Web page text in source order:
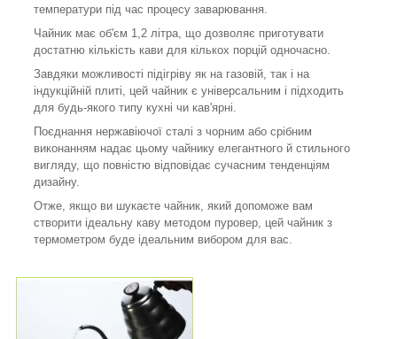
температури під час процесу заварювання.
Чайник має об'єм 1,2 літра, що дозволяє приготувати
достатню кількість кави для кількох порцій одночасно.
Завдяки можливості підігріву як на газовій, так і на
індукційній плиті, цей чайник є універсальним і підходить
для будь-якого типу кухні чи кав'ярні.
Поєднання нержавіючої сталі з чорним або срібним
виконанням надає цьому чайнику елегантного й стильного
вигляду, що повністю відповідає сучасним тенденціям
дизайну.
Отже, якщо ви шукаєте чайник, який допоможе вам
створити ідеальну каву методом пуровер, цей чайник з
термометром буде ідеальним вибором для вас.